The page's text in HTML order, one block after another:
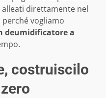
direttamente nel
vogliamo
deumidificatore a
costruiscilo